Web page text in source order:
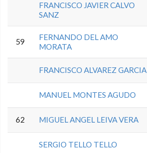
FRANCISCO JAVIER CALVO
SANZ
59
FERNANDO DEL AMO
MORATA
FRANCISCO ALVAREZ GARCIA
MANUEL MONTES AGUDO
62 MIGUEL ANGEL LEIVA VERA
SERGIO TELLO TELLO